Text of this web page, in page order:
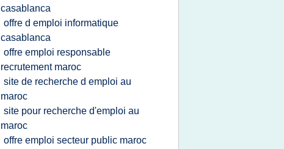
casablanca
offre d emploi informatique
casablanca
offre emploi responsable
recrutement maroc
site de recherche d emploi au
maroc
site pour recherche d'emploi au
maroc
offre emploi secteur public maroc